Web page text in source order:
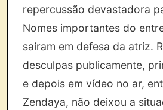
repercussão devastadora
Nomes importantes do
saíram em defesa da atriz.
desculpas publicamente,
e depois em vídeo no ar,
Zendaya, não deixou a